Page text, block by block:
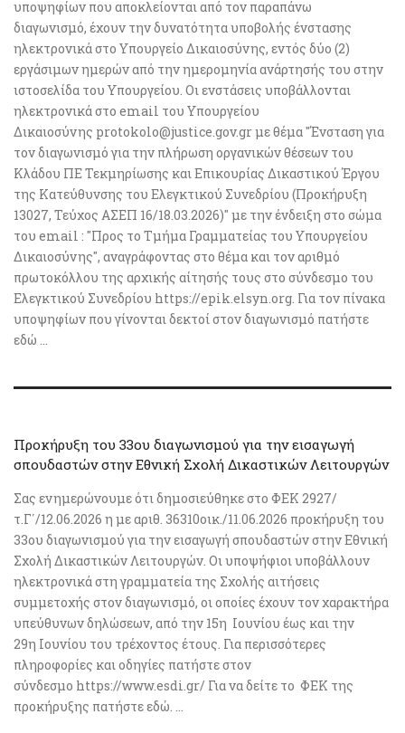
υποψηφίων που αποκλείονται από τον παραπάνω
διαγωνισμό, έχουν την δυνατότητα υποβολής ένστασης
ηλεκτρονικά στο Υπουργείο Δικαιοσύνης, εντός δύο (2)
εργάσιμων ημερών από την ημερομηνία ανάρτησής του στην
ιστοσελίδα του Υπουργείου. Οι ενστάσεις υποβάλλονται
ηλεκτρονικά στο email του Υπουργείου
Δικαιοσύνης protokolo@justice.gov.gr με θέμα "Ένσταση για
τον διαγωνισμό για την πλήρωση οργανικών θέσεων του
Κλάδου ΠΕ Τεκμηρίωσης και Επικουρίας Δικαστικού Έργου
της Κατεύθυνσης του Ελεγκτικού Συνεδρίου (Προκήρυξη
13027, Τεύχος ΑΣΕΠ 16/18.03.2026)" με την ένδειξη στο σώμα
του email : "Προς το Τμήμα Γραμματείας του Υπουργείου
Δικαιοσύνης", αναγράφοντας στο θέμα και τον αριθμό
πρωτοκόλλου της αρχικής αίτησής τους στο σύνδεσμο του
Ελεγκτικού Συνεδρίου https://epik.elsyn.org. Για τον πίνακα
υποψηφίων που γίνονται δεκτοί στον διαγωνισμό πατήστε
εδώ ...
Προκήρυξη του 33ου διαγωνισμού για την εισαγωγή
σπουδαστών στην Εθνική Σχολή Δικαστικών Λειτουργών
Σας ενημερώνουμε ότι δημοσιεύθηκε στο ΦΕΚ 2927/
τ.Γ΄/12.06.2026 η με αριθ. 36310οικ./11.06.2026 προκήρυξη του
33ου διαγωνισμού για την εισαγωγή σπουδαστών στην Εθνική
Σχολή Δικαστικών Λειτουργών. Οι υποψήφιοι υποβάλλουν
ηλεκτρονικά στη γραμματεία της Σχολής αιτήσεις
συμμετοχής στον διαγωνισμό, οι οποίες έχουν τον χαρακτήρα
υπεύθυνων δηλώσεων, από την 15η Ιουνίου έως και την
29η Ιουνίου του τρέχοντος έτους. Για περισσότερες
πληροφορίες και οδηγίες πατήστε στον
σύνδεσμο https://www.esdi.gr/ Για να δείτε το ΦΕΚ της
προκήρυξης πατήστε εδώ. ...